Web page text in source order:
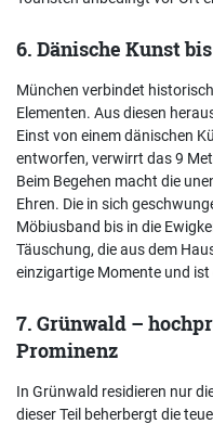
6. Dänische Kunst
München verbindet
Elementen. Aus diesen
Einst von einem dänischen
entworfen, verwirrt das 9
Beim Begehen macht die
Ehren. Die in sich
Möbiusband bis in die
Täuschung, die aus dem
einzigartige Momente und
7. Grünwald –
Prominenz
In Grünwald residieren nur
dieser Teil beherbergt die